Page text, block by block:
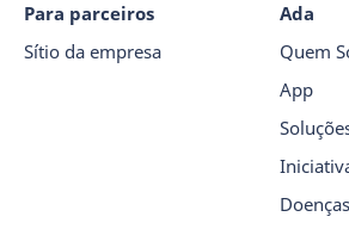
Para parceiros
Sítio da empresa
Ada
Quem
App